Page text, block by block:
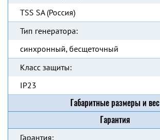
TSS SA (Россия)
Тип генератора:
синхронный, бесщеточный
Класс защиты:
IP23
Габаритные размеры и вес
Гарантия
Гарантия: